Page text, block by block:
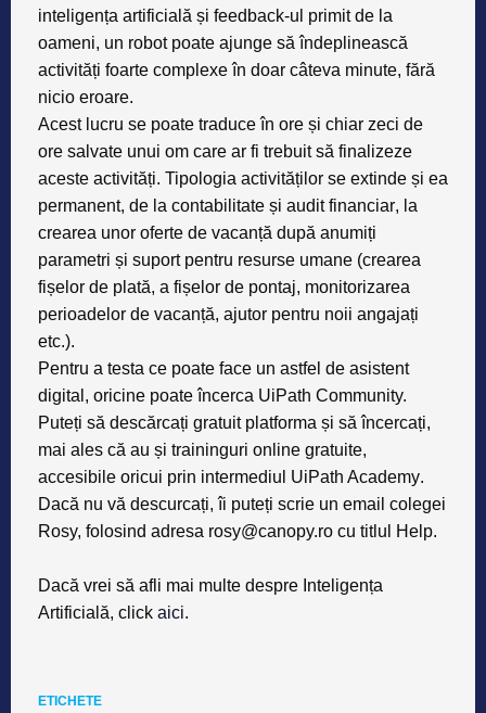
inteligența artificială și feedback-ul primit de la
oameni, un robot poate ajunge să îndeplinească
activități foarte complexe în doar câteva minute, fără
nicio eroare.
Acest lucru se poate traduce în ore și chiar zeci de
ore salvate unui om care ar fi trebuit să finalizeze
aceste activități. Tipologia activităților se extinde și ea
permanent, de la contabilitate și audit financiar, la
crearea unor oferte de vacanță după anumiți
parametri și suport pentru resurse umane (crearea
fișelor de plată, a fișelor de pontaj, monitorizarea
perioadelor de vacanță, ajutor pentru noii angajați
etc.).
Pentru a testa ce poate face un astfel de asistent
digital, oricine poate încerca UiPath Community.
Puteți să descărcați gratuit platforma și să încercați,
mai ales că au și traininguri online gratuite,
accesibile oricui prin intermediul UiPath Academy.
Dacă nu vă descurcați, îi puteți scrie un email colegei
Rosy, folosind adresa rosy@canopy.ro cu titlul Help.
Dacă vrei să afli mai multe despre Inteligența
Artificială, click aici.
ETICHETE